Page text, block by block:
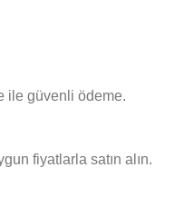
ile güvenli ödeme.
fiyatlarla satın alın.